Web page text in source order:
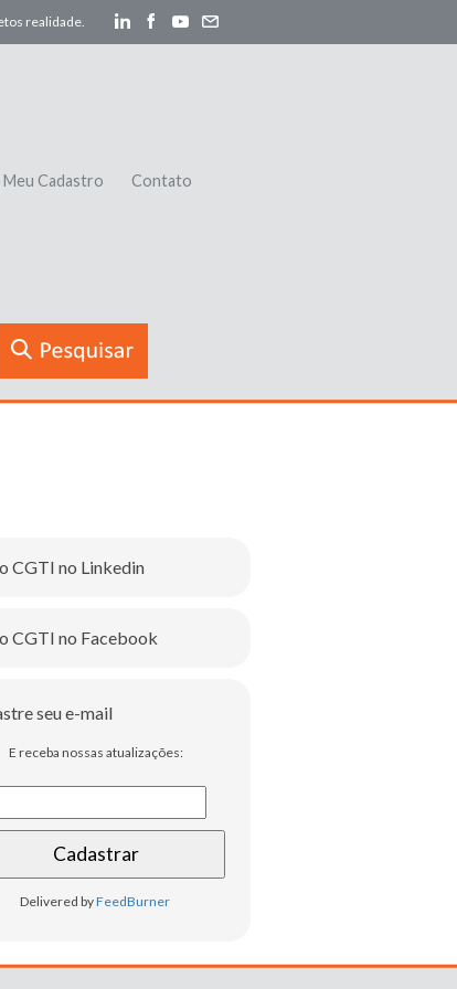
realidade.
Meu Cadastro Contato
CGTI no Linkedin
CGTI no Facebook
seu e-mail
E receba nossas atualizações:
Delivered byFeedBurner